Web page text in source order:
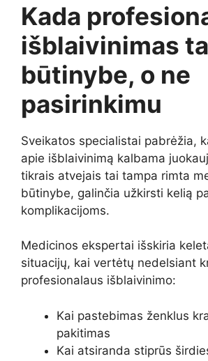
Kada
išblaivinimas
būtinybe, o ne
pasirinkimu
Sveikatos specialistai pabrėžia,
apie išblaivinimą kalbama
tikrais atvejais tai tampa rimta
būtinybe, galinčia užkirsti kelią
komplikacijoms.
Medicinos ekspertai išskiria
situacijų, kai vertėtų nedelsiant
profesionalaus išblaivinimo:
Kai pastebimas ženklus
pakitimas
Kai atsiranda stiprūs